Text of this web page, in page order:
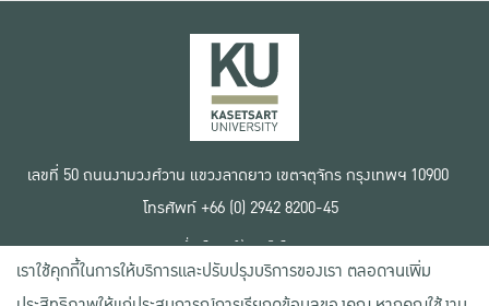
เลขที่ 50 ถนนงามวงศ์วาน แขวงลาดยาว เขตจตุจักร กรุงเทพฯ 10900
โทรศัพท์ +66 (0) 2942 8200-45
เงื่อนไขการใช้งานเว็บไซต์
ข้อตกลงด้านสิทธิ์ใช้งาน
นโยบายความเป็นส่วนตัว
เราใช้คุกกี้ในการให้บริการและปรับปรุงบริการของเรา ตลอดจนเพิ่ม